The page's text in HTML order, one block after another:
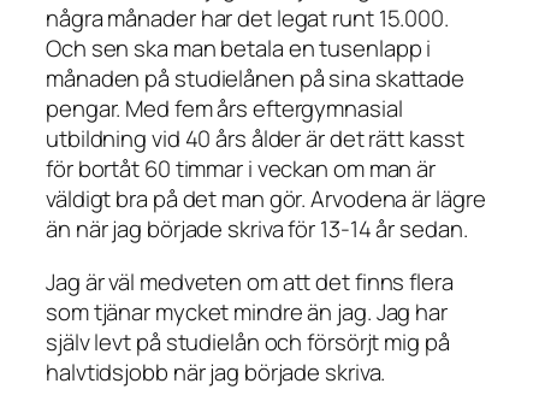
några månader har det legat runt 15.000.
Och sen ska man betala en tusenlapp i
månaden på studielånen på sina skattade
pengar. Med fem års eftergymnasial
utbildning vid 40 års ålder är det rätt kasst
för bortåt 60 timmar i veckan om man är
väldigt bra på det man gör. Arvodena är lägre
än när jag började skriva för 13-14 år sedan.
Jag är väl medveten om att det finns flera
som tjänar mycket mindre än jag. Jag har
själv levt på studielån och försörjt mig på
halvtidsjobb när jag började skriva.